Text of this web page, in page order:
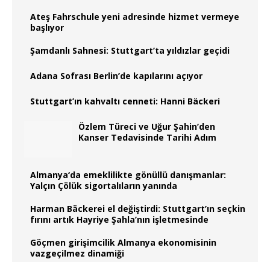
Ateş Fahrschule yeni adresinde hizmet vermeye
başlıyor
Şamdanlı Sahnesi: Stuttgart’ta yıldızlar geçidi
Adana Sofrası Berlin’de kapılarını açıyor
Stuttgart’ın kahvaltı cenneti: Hanni Bäckeri
Özlem Türeci ve Uğur Şahin’den
Kanser Tedavisinde Tarihi Adım
Almanya‘da emeklilikte gönüllü danışmanlar:
Yalçın Çölük sigortalıların yanında
Harman Bäckerei el değiştirdi: Stuttgart’ın seçkin
fırını artık Hayriye Şahla’nın işletmesinde
Göçmen girişimcilik Almanya ekonomisinin
vazgeçilmez dinamiği